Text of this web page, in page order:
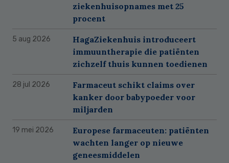
ziekenhuisopnames met 25
procent
5 aug 2026
HagaZiekenhuis introduceert
immuuntherapie die patiënten
zichzelf thuis kunnen toedienen
28 jul 2026
Farmaceut schikt claims over
kanker door babypoeder voor
miljarden
19 mei 2026
Europese farmaceuten: patiënten
wachten langer op nieuwe
geneesmiddelen